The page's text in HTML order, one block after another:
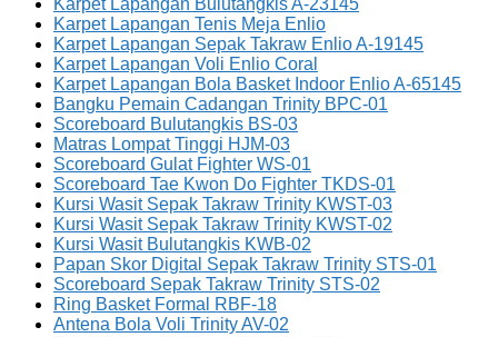
Karpet Lapangan Bulutangkis A-23145
Karpet Lapangan Tenis Meja Enlio
Karpet Lapangan Sepak Takraw Enlio A-19145
Karpet Lapangan Voli Enlio Coral
Karpet Lapangan Bola Basket Indoor Enlio A-65145
Bangku Pemain Cadangan Trinity BPC-01
Scoreboard Bulutangkis BS-03
Matras Lompat Tinggi HJM-03
Scoreboard Gulat Fighter WS-01
Scoreboard Tae Kwon Do Fighter TKDS-01
Kursi Wasit Sepak Takraw Trinity KWST-03
Kursi Wasit Sepak Takraw Trinity KWST-02
Kursi Wasit Bulutangkis KWB-02
Papan Skor Digital Sepak Takraw Trinity STS-01
Scoreboard Sepak Takraw Trinity STS-02
Ring Basket Formal RBF-18
Antena Bola Voli Trinity AV-02